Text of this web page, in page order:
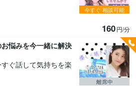
160円/分
今すぐ 相談可能
悩みを今一緒に解決
ぐ話して気持ちを楽
離席中